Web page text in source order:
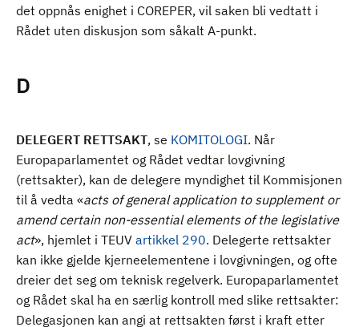
det oppnås enighet i COREPER, vil saken bli vedtatt i
Rådet uten diskusjon som såkalt A-punkt.
D
DELEGERT RETTSAKT, se KOMITOLOGI. Når
Europaparlamentet og Rådet vedtar lovgivning
(rettsakter), kan de delegere myndighet til Kommisjonen
til å vedta «acts of general application to supplement or
amend certain non-essential elements of the legislative
act», hjemlet i TEUV artikkel 290. Delegerte rettsakter
kan ikke gjelde kjerneelementene i lovgivningen, og ofte
dreier det seg om teknisk regelverk. Europaparlamentet
og Rådet skal ha en særlig kontroll med slike rettsakter:
Delegasjonen kan angi at rettsakten først i kraft etter